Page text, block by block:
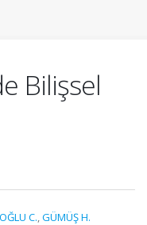
Bilişsel
C.,GÜMÜŞ H.